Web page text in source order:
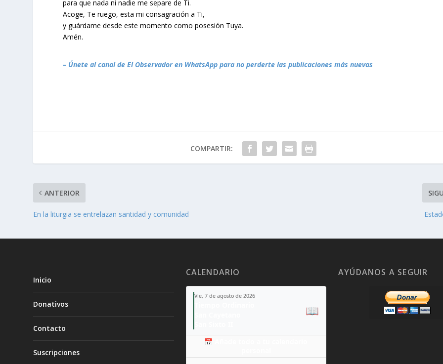
para que nada ni nadie me separe de Ti.
Acoge, Te ruego, esta mi consagración a Ti,
y guárdame desde este momento como posesión Tuya.
Amén.
– Únete al canal de El Observador en WhatsApp para no perderte las publicaciones más nuevas
COMPARTIR:
ANTERIOR
En la liturgia se entrelazan santidad y comunidad
Inicio
Donativos
Contacto
Suscripciones
CALENDARIO
Vie, 7 de agosto de 2026
📖
📅 Añade todo a tu calendario
AYÚDANOS A SEGUIR